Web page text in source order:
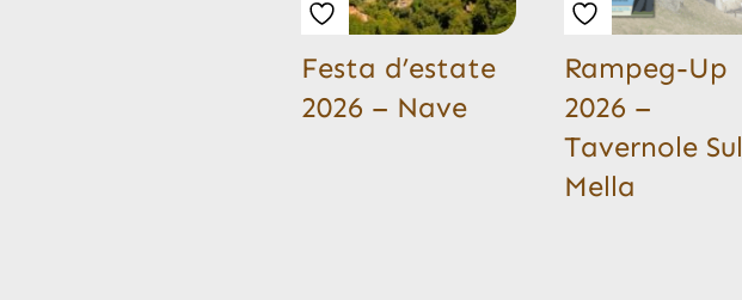
Festa d’estate
2026 – Nave
Rampeg-Up
2026 –
Tavernole Sul
Mella